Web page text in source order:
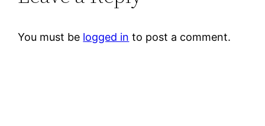
You must be logged in to post a comment.